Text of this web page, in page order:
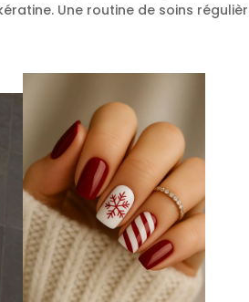
Une routine de soins